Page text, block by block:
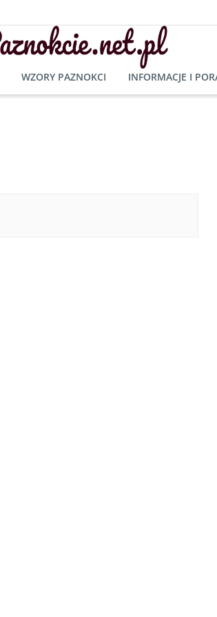
WZORY PAZNOKCI INFORMACJE I